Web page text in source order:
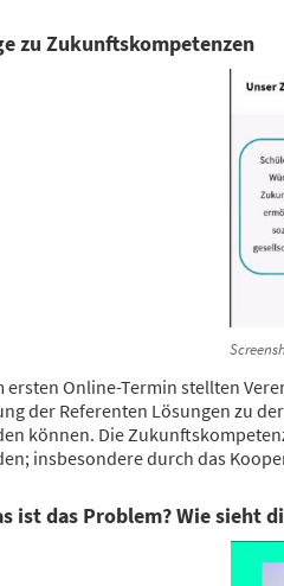
zu Zukunftskompetenzen
ersten Online-Termin stellten
der Referenten Lösungen zu
können. Die
insbesondere durch das
ist das Problem? Wie sieht